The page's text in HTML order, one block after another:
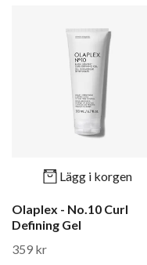
Lägg i korgen
Olaplex - No.10 Curl
Defining Gel
359 kr